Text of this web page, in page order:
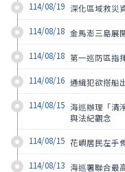
114/08/19 深化區域救災
114/08/18 金馬澎三島展
114/08/18 第一巡防區指
114/08/16 通緝犯欲搭船
114/08/15 海巡辦理「清
與法紀觀念
114/08/15 花嶼居民左手
114/08/13 海巡署聯合最